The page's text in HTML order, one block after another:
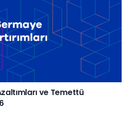
ve Temettü